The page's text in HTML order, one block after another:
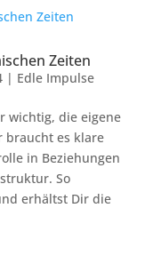
Zeiten
| Edle Impulse
wichtig, die eigene
braucht es klare
in Beziehungen
So
erhältst Dir die